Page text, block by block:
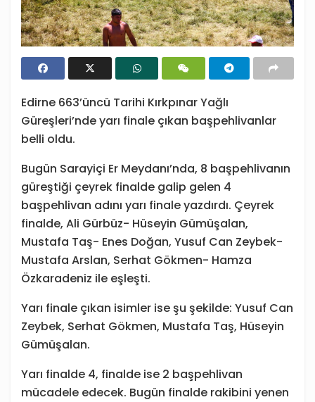
Edirne 663’üncü Tarihi Kırkpınar Yağlı
Güreşleri’nde yarı finale çıkan başpehlivanlar
belli oldu.
Bugün Sarayiçi Er Meydanı’nda, 8 başpehlivanın
güreştiği çeyrek finalde galip gelen 4
başpehlivan adını yarı finale yazdırdı. Çeyrek
finalde, Ali Gürbüz- Hüseyin Gümüşalan,
Mustafa Taş- Enes Doğan, Yusuf Can Zeybek-
Mustafa Arslan, Serhat Gökmen- Hamza
Özkaradeniz ile eşleşti.
Yarı finale çıkan isimler ise şu şekilde: Yusuf Can
Zeybek, Serhat Gökmen, Mustafa Taş, Hüseyin
Gümüşalan.
Yarı finalde 4, finalde ise 2 başpehlivan
mücadele edecek. Bugün finalde rakibini yenen